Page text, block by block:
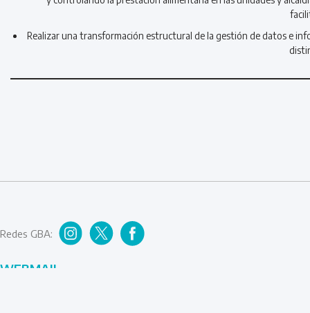
Realizar una transformación estructural de la gestión de datos e
WEBMAIL
Redes GBA: